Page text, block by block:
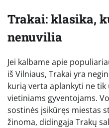
Trakai: klasika,
nenuvilia
Jei kalbame apie
iš Vilniaus, Trakai yra
kurią verta aplankyti ne
vietiniams gyventojams.
sostinės įsikūręs miestas
žinoma, didingąja Trakų